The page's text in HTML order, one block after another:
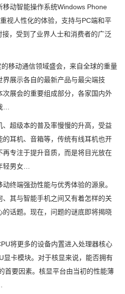
动智能操作系统Windows Phone
视人性化的体验，支持与PC端和平
，受到了业界人士和消费者的广泛
动通信领域盛会，来自全球的重量
展示各自的最新产品与最尖端技
展会的重要组成部分，各家国内外
…
超级本的普及率慢慢的升高，受益
耳机、音箱等，传统有线耳机也开
专注于提升音质，而是将目光放在
轻男女…
端强劲性能与优秀体验的源泉。
其与智能手机之间又有着怎样的关
话题。现在，问题的谜底即将揭晓
将更多的设备内置进入处理器核心
显卡模块。对于核显来说，能否拥有
首要因素。核显平台由当初的性能薄